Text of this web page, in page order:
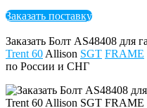
Заказать поставку
Заказать Болт AS48408 для
Trent 60 Allison SGT FRAME
по России и СНГ